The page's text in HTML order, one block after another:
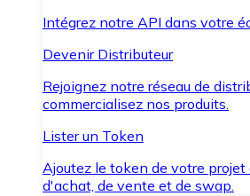
Intégrez notre API dans votre
Devenir Distributeur
Rejoignez notre réseau de
commercialisez nos produits.
Lister un Token
Ajoutez le token de votre projet
d'achat, de vente et de swap.